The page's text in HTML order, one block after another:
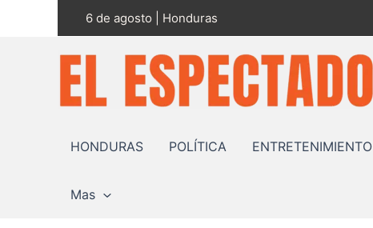
6 de agosto | Honduras
HONDURAS POLÍTICA ENTRETENIMIENTO
Mas